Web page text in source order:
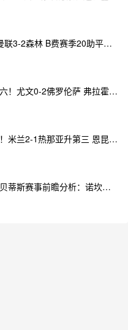
锁定第3！曼联3-2森林 B费赛季20助平英超纪录 卡塞米罗主场告别
跌至意甲第六！尤文0-2佛罗伦萨 弗拉霍维奇、麦肯尼进球被吹
结束两连败！米兰2-1热那亚升第三 恩昆库造点+点射阿特卡梅破门
巴塞罗那vs贝蒂斯赛事前瞻分析：诺坎普告别战遇残阵劲旅